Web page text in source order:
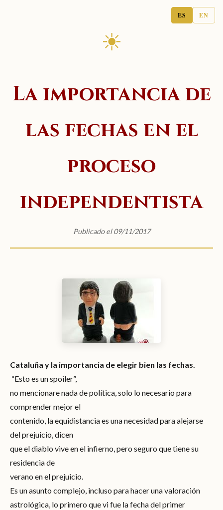
ES EN
☀
La importancia de
las fechas en el
proceso
independentista
Publicado el 09/11/2017
Cataluña y la importancia de elegir bien las fechas.
“Esto es un spoiler”,
no mencionare nada de política, solo lo necesario para
comprender mejor el
contenido, la equidistancia es una necesidad para alejarse
del prejuicio, dicen
que el diablo vive en el infierno, pero seguro que tiene su
residencia de
verano en el prejuicio.
Es un asunto complejo, incluso para hacer una valoración
astrológica, lo primero que vi fue la fecha del primer